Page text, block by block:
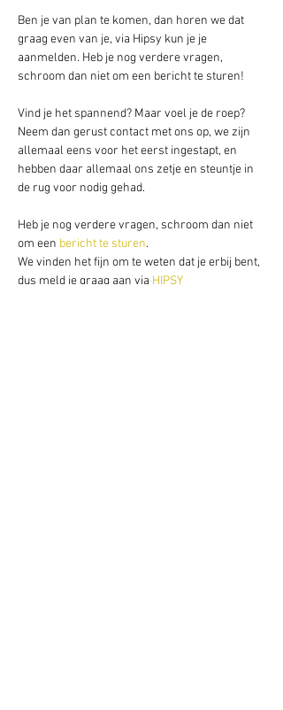
Ben je van plan te komen, dan horen we dat
graag even van je, via Hipsy kun je je
aanmelden. Heb je nog verdere vragen,
schroom dan niet om een bericht te sturen!
Vind je het spannend? Maar voel je de roep?
Neem dan gerust contact met ons op, we zijn
allemaal eens voor het eerst ingestapt, en
hebben daar allemaal ons zetje en steuntje in
de rug voor nodig gehad.
Heb je nog verdere vragen, schroom dan niet
om een bericht te sturen.
We vinden het fijn om te weten dat je erbij bent,
dus meld je graag aan via HIPSY